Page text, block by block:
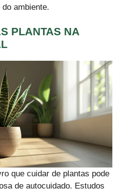
ambiente.
PLANTAS NA
que cuidar de plantas pode
de autocuidado. Estudos